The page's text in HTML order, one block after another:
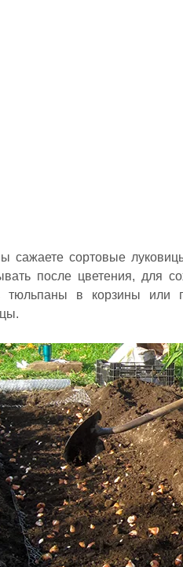
сажаете сортовые
после цветения, для
тюльпаны в корзины или